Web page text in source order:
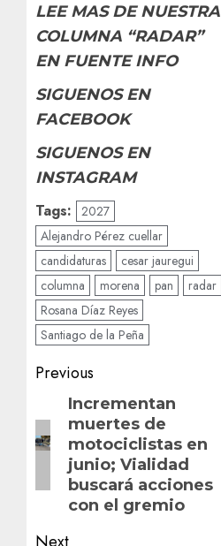
LEE MAS DE NUESTRA
COLUMNA “RADAR”
EN FUENTE INFO
SIGUENOS EN
FACEBOOK
SIGUENOS EN
INSTAGRAM
Tags: 2027
Alejandro Pérez cuellar
candidaturas
cesar jauregui
columna
morena pan
radar
Rosana Díaz Reyes
Santiago de la Peña
Post
navigation
Previous
Previous
post:
Incrementan
muertes de
motociclistas en
junio; Vialidad
buscará acciones
con el gremio